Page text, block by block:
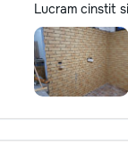
Lucram cinstit